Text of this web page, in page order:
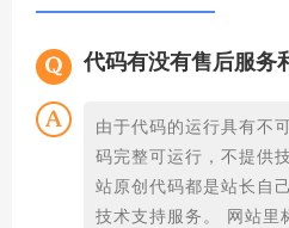
代码有没有售后服务
由于代码的运行具有不
码完整可运行，不提供
站原创代码都是站长自
技术支持服务。 网站里